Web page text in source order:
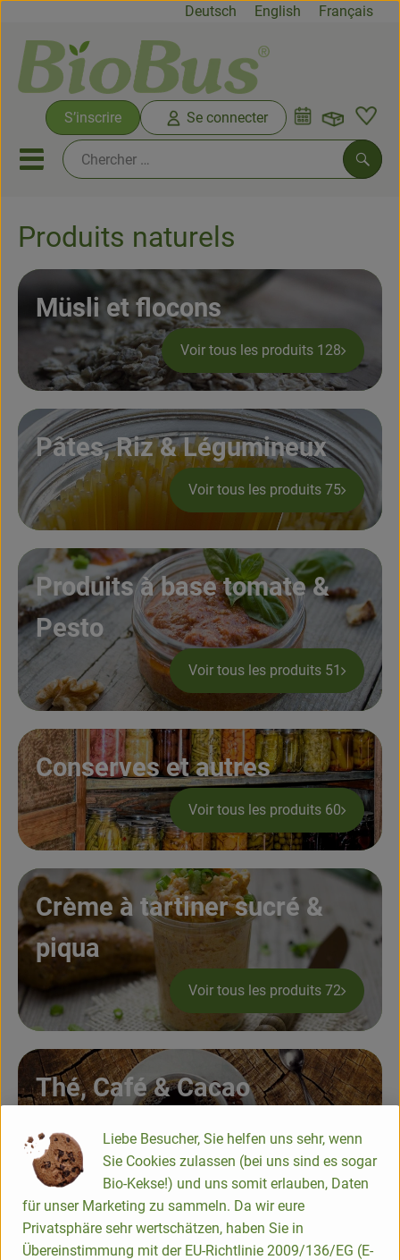
Deutsch English Français
S’inscrire Se connecter
Ouvrir
Ouvrir ou fermer le menu
Offres spéciales
Biocrates
De la ferme
Fruits & légumes
Produits frais
Produits de boulangerie
Produits naturels
Boissons
Bons d'achat & idées cadeaux
Livraison
Qui sommes nous
Nouveau
Produits naturels
Müsli et flocons
Voir tous les produits 128
Pâtes, Riz & Légumineux
Voir tous les produits 75
Produits à base tomate &
Pesto
Voir tous les produits 51
Conserves et autres
Voir tous les produits 60
Crème à tartiner sucré &
piqua
Voir tous les produits 72
Thé, Café & Cacao
Voir tous les produits 34
Grignotage & Chocolats
Liebe Besucher, Sie helfen uns sehr, wenn
Sie Cookies zulassen (bei uns sind es sogar
Bio-Kekse!) und uns somit erlauben, Daten
für unser Marketing zu sammeln. Da wir eure
Privatsphäre sehr wertschätzen, haben Sie in
Übereinstimmung mit der EU-Richtlinie 2009/136/EG (E-